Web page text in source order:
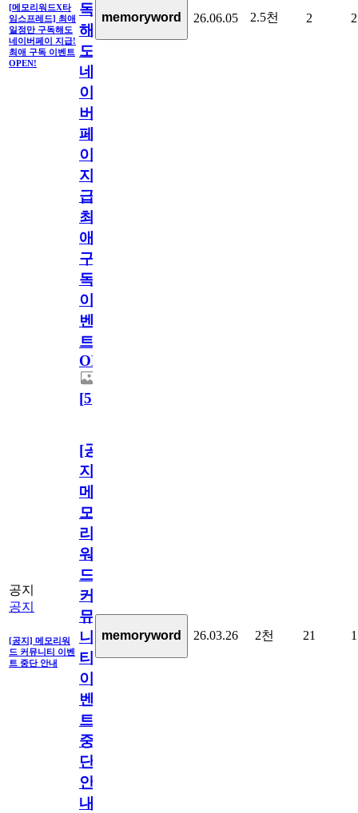
[메모리워드X타
임스프레드] 최애
일정만 구독해도
네이버페이 지급!
최애 구독 이벤트
OPEN!
독
해
도
네
이
버
페
이
지
급!
최
애
구
독
이
벤
트
OPEN!
[5]
memoryword 26.06.05 2.5천 2 2
공지
공지
[공지] 메모리워
드 커뮤니티 이벤
트 중단 안내
[공
지]
메
모
리
워
드
커
뮤
니
티
이
벤
트
중
단
안
내
memoryword 26.03.26 2천 21 1